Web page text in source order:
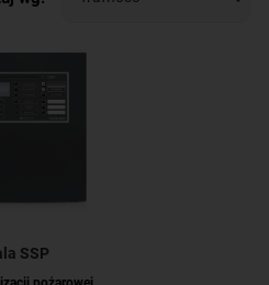
służby. Dzięki temu skutki
SSP
pożarowej